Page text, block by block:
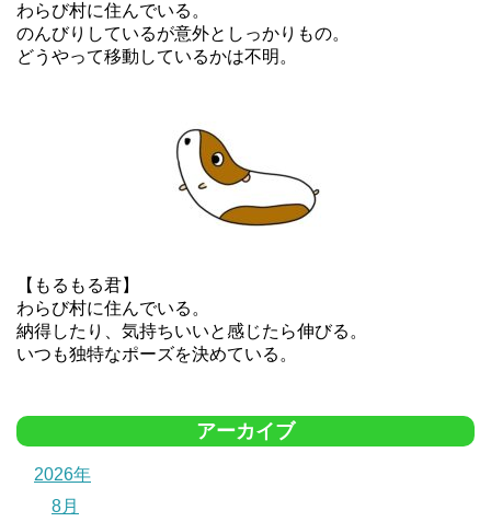
わらび村に住んでいる。
のんびりしているが意外としっかりもの。
どうやって移動しているかは不明。
【もるもる君】
わらび村に住んでいる。
納得したり、気持ちいいと感じたら伸びる。
いつも独特なポーズを決めている。
アーカイブ
2026年
8月